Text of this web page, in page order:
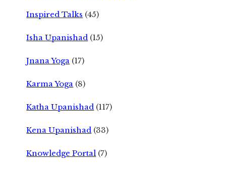
Inspired Talks (45)
Isha Upanishad (15)
Jnana Yoga (17)
Karma Yoga (8)
Katha Upanishad (117)
Kena Upanishad (33)
Knowledge Portal (7)